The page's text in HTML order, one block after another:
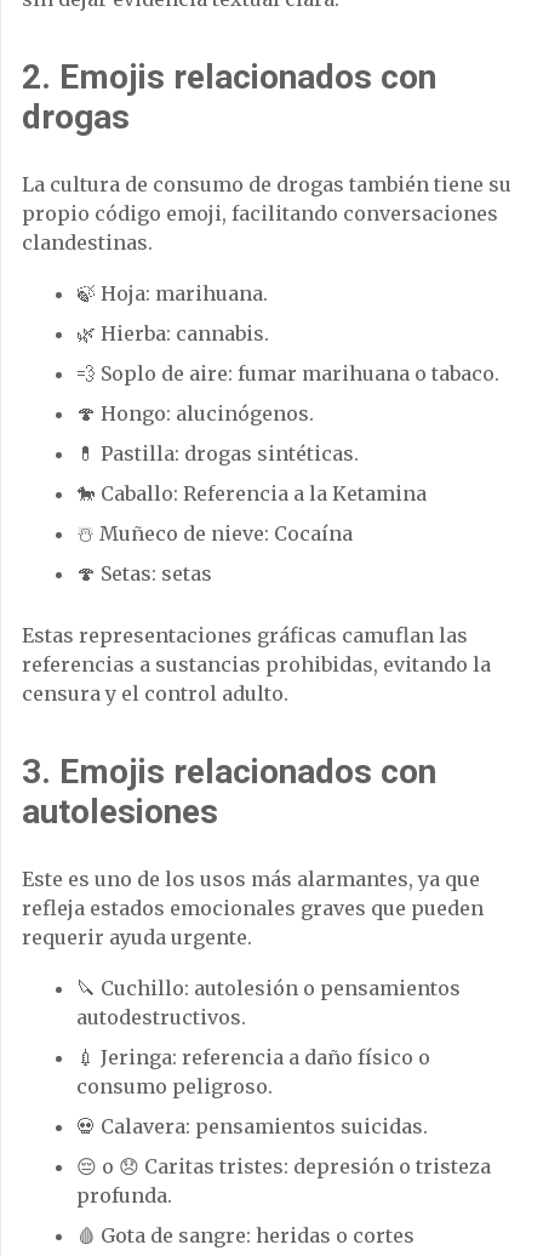
2. Emojis relacionados con
drogas
La cultura de consumo de drogas también tiene su
propio código emoji, facilitando conversaciones
clandestinas.
🍃 Hoja: marihuana.
🌿 Hierba: cannabis.
💨 Soplo de aire: fumar marihuana o tabaco.
🍄 Hongo: alucinógenos.
💊 Pastilla: drogas sintéticas.
🐎 Caballo: Referencia a la Ketamina
☃️ Muñeco de nieve: Cocaína
🍄 Setas: setas
Estas representaciones gráficas camuflan las
referencias a sustancias prohibidas, evitando la
censura y el control adulto.
3. Emojis relacionados con
autolesiones
Este es uno de los usos más alarmantes, ya que
refleja estados emocionales graves que pueden
requerir ayuda urgente.
🔪 Cuchillo: autolesión o pensamientos
autodestructivos.
💉 Jeringa: referencia a daño físico o
consumo peligroso.
💀 Calavera: pensamientos suicidas.
😔 o 😞 Caritas tristes: depresión o tristeza
profunda.
🩸 Gota de sangre: heridas o cortes